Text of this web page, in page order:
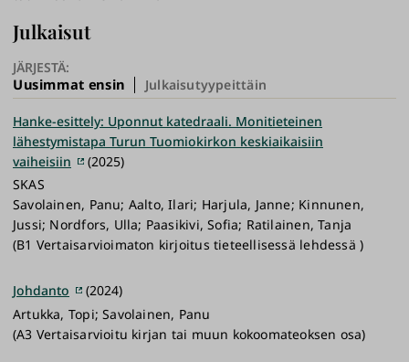
Julkaisut
JÄRJESTÄ:
Uusimmat ensin Julkaisutyypeittäin
Hanke-esittely: Uponnut katedraali. Monitieteinen
lähestymistapa Turun Tuomiokirkon keskiaikaisiin
vaiheisiin
(2025)
SKAS
Savolainen, Panu; Aalto, Ilari; Harjula, Janne; Kinnunen,
Jussi; Nordfors, Ulla; Paasikivi, Sofia; Ratilainen, Tanja
(B1 Vertaisarvioimaton kirjoitus tieteellisessä lehdessä )
Johdanto
(2024)
Artukka, Topi; Savolainen, Panu
(A3 Vertaisarvioitu kirjan tai muun kokoomateoksen osa)